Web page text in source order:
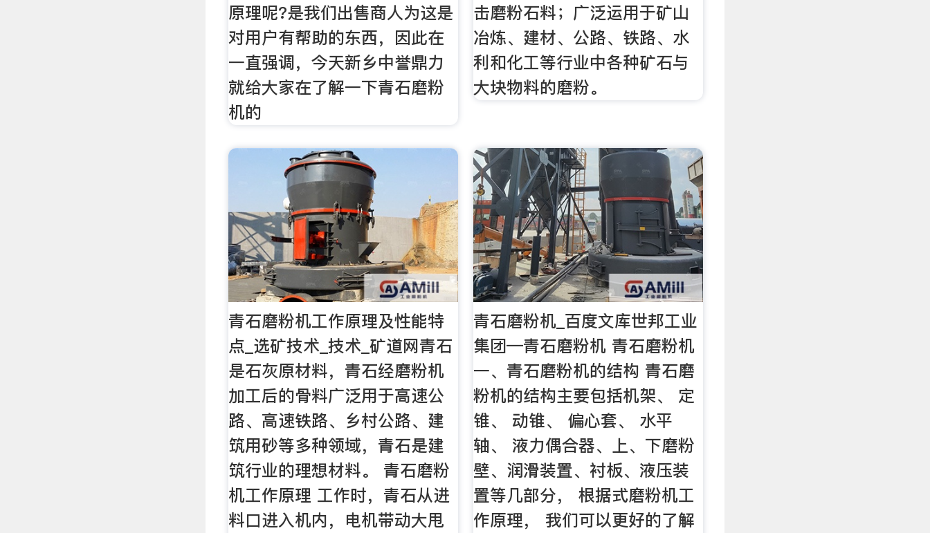
原理呢?是我们出售商人为这是
对用户有帮助的东西，因此在
一直强调，今天新乡中誉鼎力
就给大家在了解一下青石磨粉
机的
击磨粉石料；广泛运用于矿山
冶炼、建材、公路、铁路、水
利和化工等行业中各种矿石与
大块物料的磨粉。
青石磨粉机工作原理及性能特
点_选矿技术_技术_矿道网青石
是石灰原材料，青石经磨粉机
加工后的骨料广泛用于高速公
路、高速铁路、乡村公路、建
筑用砂等多种领域，青石是建
筑行业的理想材料。 青石磨粉
机工作原理 工作时，青石从进
料口进入机内，电机带动大甩
青石磨粉机_百度文库世邦工业
集团—青石磨粉机 青石磨粉机
一、青石磨粉机的结构 青石磨
粉机的结构主要包括机架、 定
锥、 动锥、 偏心套、 水平
轴、 液力偶合器、上、下磨粉
壁、润滑装置、衬板、液压装
置等几部分， 根据式磨粉机工
作原理， 我们可以更好的了解